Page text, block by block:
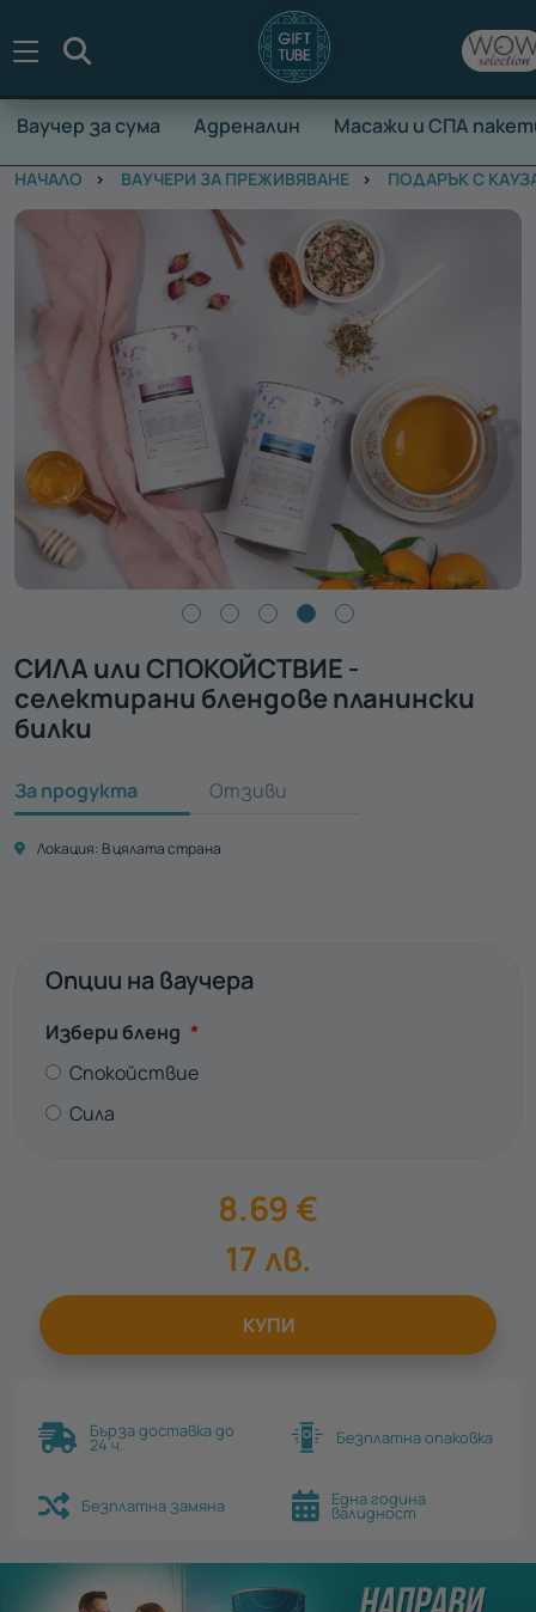
Ваучер за сума Адреналин Масажи и СПА
НАЧАЛО ВАУЧЕРИ ЗА ПРЕЖИВЯВАНЕ ПОДАРЪК С
СИЛА или СПОКОЙСТВИЕ -
селектирани блендове планински
билки
За продукта Отзиви
Локация: В цялата страна
Опции на ваучера
Избери бленд Задължително
*
Спокойствие
Сила
8.69 €
17лв.
КУПИ
Бърза доставка до
24 ч. Безплатна опаковка
Безплатна замяна Една година
валидност